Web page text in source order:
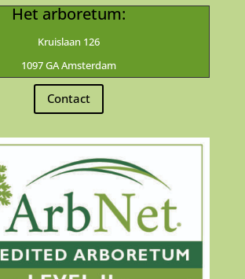
Het arboretum:
Kruislaan 126
1097 GA Amsterdam
Contact